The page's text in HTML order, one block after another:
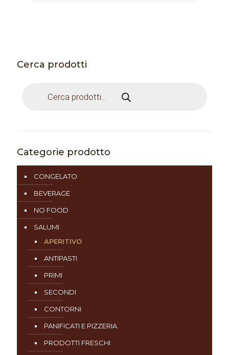
Cerca prodotti
Categorie prodotto
CONGELATO
BEVERAGE
NO FOOD
SALUMI
APERITIVO
ANTIPASTI
PRIMI
SECONDI
CONTORNI
PANIFICATI E PIZZERIA
PRODOTTI FRESCHI